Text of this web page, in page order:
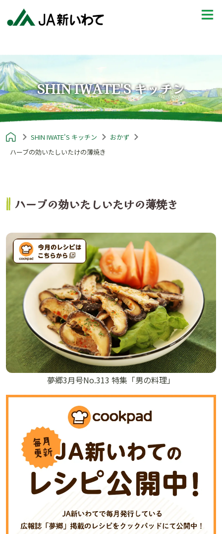
SHIN IWATE'S キッチン
SHIN IWATE'S キッチン
おかず
ハーブの効いたしいたけの薄焼き
ハーブの効いたしいたけの薄焼き
夢郷3月号No.313 特集「男の料理」